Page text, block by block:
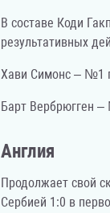
В составе Коди
результативных
Хави Симонс – №1
Барт Вербрюгген
Англия
Продолжает свой
Сербией 1:0 в